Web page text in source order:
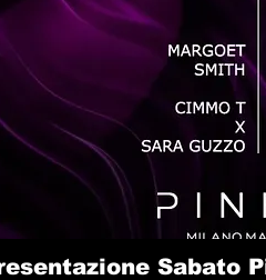
Sabato